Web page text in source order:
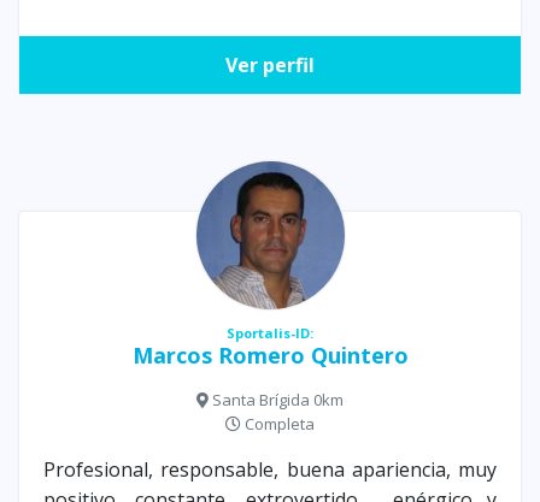
Ver perfil
Sportalis-ID:
Marcos Romero Quintero
Santa Brígida 0km
Completa
Profesional, responsable, buena apariencia, muy